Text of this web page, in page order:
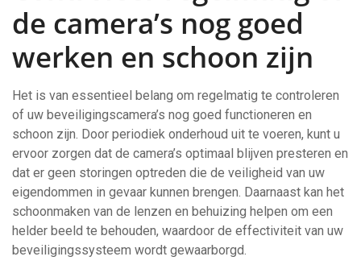
de camera’s nog goed
werken en schoon zijn
Het is van essentieel belang om regelmatig te controleren
of uw beveiligingscamera’s nog goed functioneren en
schoon zijn. Door periodiek onderhoud uit te voeren, kunt u
ervoor zorgen dat de camera’s optimaal blijven presteren en
dat er geen storingen optreden die de veiligheid van uw
eigendommen in gevaar kunnen brengen. Daarnaast kan het
schoonmaken van de lenzen en behuizing helpen om een
helder beeld te behouden, waardoor de effectiviteit van uw
beveiligingssysteem wordt gewaarborgd.